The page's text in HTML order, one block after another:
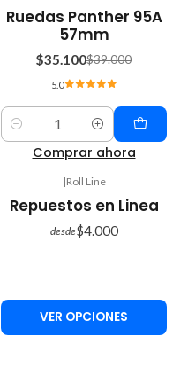
-10%
OFF
Ruedas Panther 95A
57mm
$35.100$39.000
5.0
Cantidad
Comprar ahora
|Roll Line
Repuestos en Linea
desde$4.000
VER OPCIONES